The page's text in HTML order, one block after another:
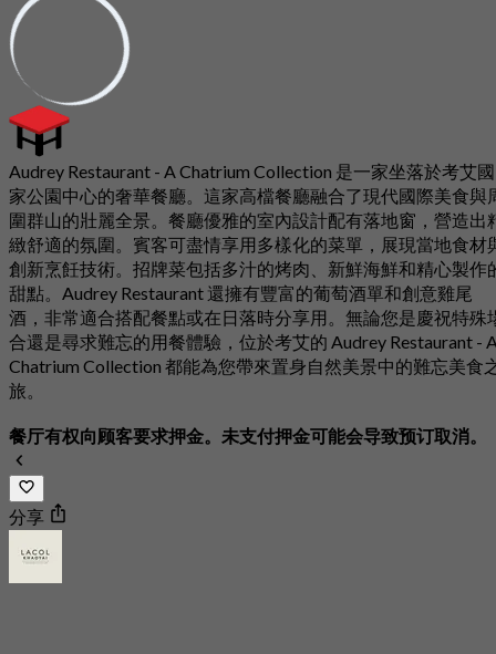
Audrey Restaurant - A Chatrium Collection 是一家坐落於考艾國
家公園中心的奢華餐廳。這家高檔餐廳融合了現代國際美食與
圍群山的壯麗全景。餐廳優雅的室內設計配有落地窗，營造出
緻舒適的氛圍。賓客可盡情享用多樣化的菜單，展現當地食材
創新烹飪技術。招牌菜包括多汁的烤肉、新鮮海鮮和精心製作
甜點。Audrey Restaurant 還擁有豐富的葡萄酒單和創意雞尾
酒，非常適合搭配餐點或在日落時分享用。無論您是慶祝特殊
合還是尋求難忘的用餐體驗，位於考艾的 Audrey Restaurant -
Chatrium Collection 都能為您帶來置身自然美景中的難忘美食
旅。
餐厅有权向顾客要求押金。未支付押金可能会导致预订取消。
分享